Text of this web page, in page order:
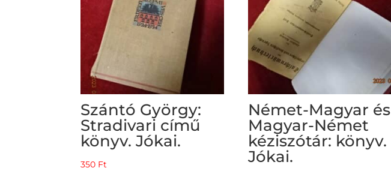
Szántó György:
Stradivari című
könyv. Jókai.
350 Ft
Német-Magyar és
Magyar-Német
kéziszótár: könyv.
Jókai.